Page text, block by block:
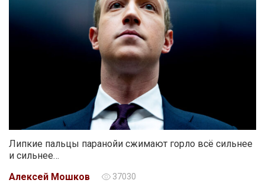
Липкие пальцы паранойи сжимают горло всё сильнее
и сильнее…
Алексей Мошков
37030